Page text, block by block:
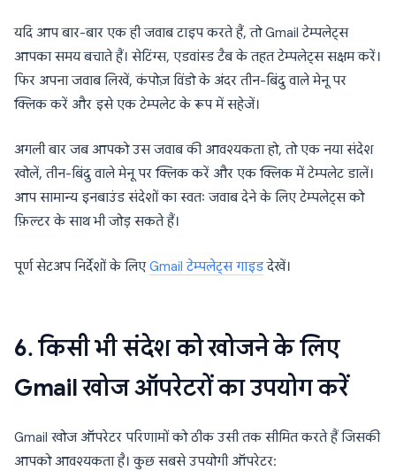
यदि आप बार-बार एक ही जवाब टाइप करते हैं, तो Gmail टेम्पलेट्स
आपका समय बचाते हैं। सेटिंग्स, एडवांस्ड टैब के तहत टेम्पलेट्स सक्षम करें।
फिर अपना जवाब लिखें, कंपोज़ विंडो के अंदर तीन-बिंदु वाले मेनू पर
क्लिक करें और इसे एक टेम्पलेट के रूप में सहेजें।
अगली बार जब आपको उस जवाब की आवश्यकता हो, तो एक नया संदेश
खोलें, तीन-बिंदु वाले मेनू पर क्लिक करें और एक क्लिक में टेम्पलेट डालें।
आप सामान्य इनबाउंड संदेशों का स्वतः जवाब देने के लिए टेम्पलेट्स को
फ़िल्टर के साथ भी जोड़ सकते हैं।
पूर्ण सेटअप निर्देशों के लिएGmail टेम्पलेट्स गाइडदेखें।
6. किसी भी संदेश को खोजने के लिए
Gmail खोज ऑपरेटरों का उपयोग करें
Gmail खोज ऑपरेटर परिणामों को ठीक उसी तक सीमित करते हैं जिसकी
आपको आवश्यकता है। कुछ सबसे उपयोगी ऑपरेटर: